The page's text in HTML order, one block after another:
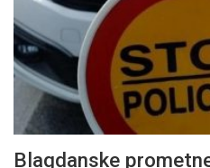
Blagdanske